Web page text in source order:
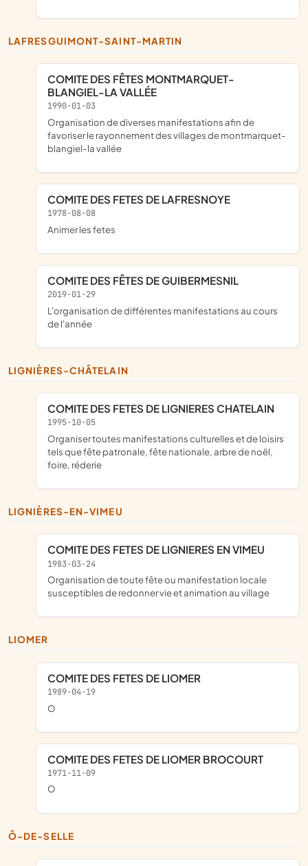
LAFRESGUIMONT-SAINT-MARTIN
COMITE DES FÊTES MONTMARQUET-
BLANGIEL-LA VALLÉE
1990-01-03
organisation de diverses manifestations afin de
favoriser le rayonnement des villages de montmarquet-
blangiel-la vallée
COMITE DES FETES DE LAFRESNOYE
1978-08-08
animer les fetes
COMITE DES FÊTES DE GUIBERMESNIL
2019-01-29
l'organisation de différentes manifestations au cours
de l'année
LIGNIÈRES-CHÂTELAIN
COMITE DES FETES DE LIGNIERES CHATELAIN
1995-10-05
organiser toutes manifestations culturelles et de loisirs
tels que fête patronale, fête nationale, arbre de noël,
foire, réderie
LIGNIÈRES-EN-VIMEU
COMITE DES FETES DE LIGNIERES EN VIMEU
1983-03-24
organisation de toute fête ou manifestation locale
susceptibles de redonner vie et animation au village
LIOMER
COMITE DES FETES DE LIOMER
1989-04-19
o
COMITE DES FETES DE LIOMER BROCOURT
1971-11-09
o
Ô-DE-SELLE